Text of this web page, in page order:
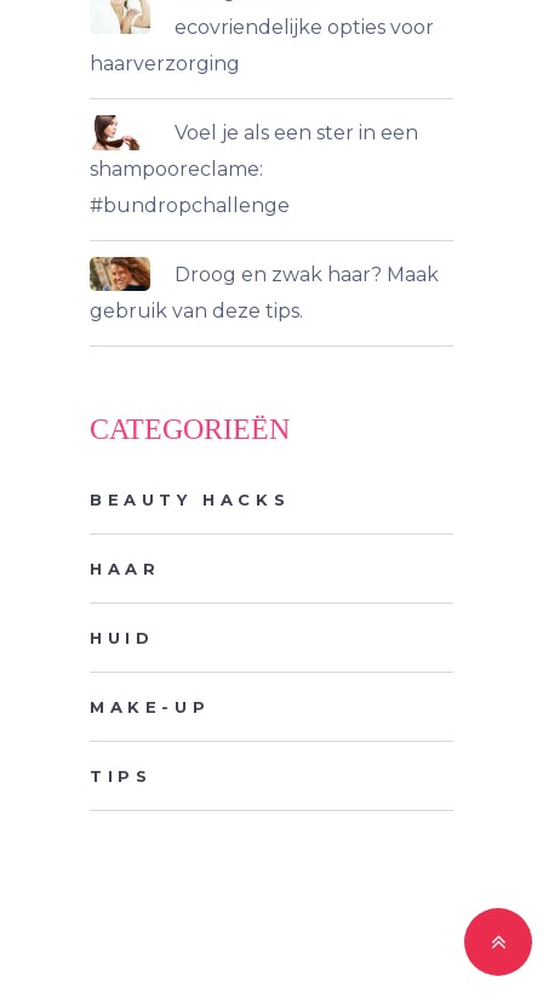
ecovriendelijke opties voor
haarverzorging
Voel je als een ster in een
shampooreclame:
#bundropchallenge
Droog en zwak haar? Maak
gebruik van deze tips.
CATEGORIEËN
BEAUTY HACKS
HAAR
HUID
MAKE-UP
TIPS